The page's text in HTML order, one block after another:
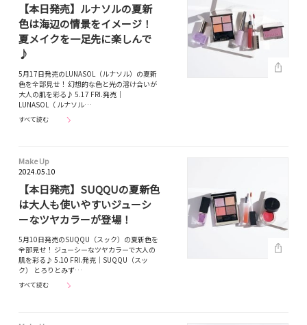
【本日発売】ルナソルの夏新
色は海辺の情景をイメージ！
夏メイクを一足先に楽しんで
♪
5月17日発売のLUNASOL（ルナソル）の夏新
色を全部見せ！ 幻想的な色と光の溶け合いが
大人の肌を彩る♪ 5.17 FRI.発売｜
LUNASOL（ ルナソル…
すべて読む
Make Up
2024.05.10
【本日発売】SUQQUの夏新色
は大人も使いやすいジューシ
ーなツヤカラーが登場！
5月10日発売のSUQQU（スック）の夏新色を
全部見せ！ ジューシーなツヤカラーで大人の
肌を彩る♪ 5.10 FRI.発売｜SUQQU（スッ
ク） とろりとみず…
すべて読む